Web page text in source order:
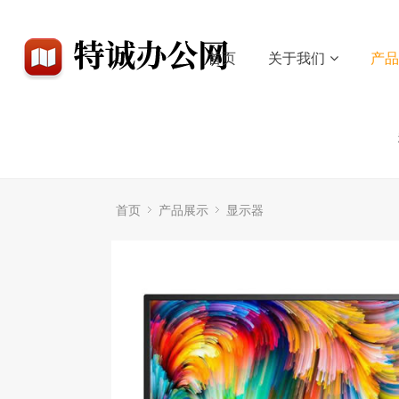
首页 关于我们 产
首页 产品展示 显示器